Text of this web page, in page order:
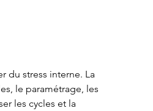
du stress interne. La
le paramétrage, les
les cycles et la